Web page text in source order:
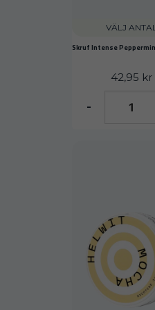
VÄLJ ANTAL
42,95 kr
-